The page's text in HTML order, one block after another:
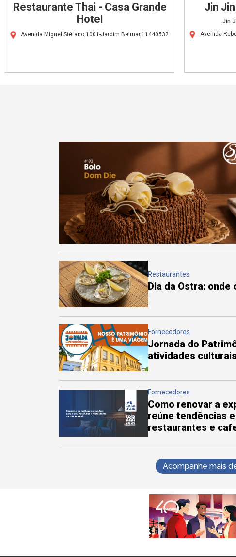
Restaurante Thai - Casa Grande
Hotel
Avenida Miguel Stéfano,1001-Jardim Belmar,11440532
Jin
Jin
Avenida
Restaurantes
Dia da Ostra: onde
Fornecedores
Jornada do
atividades
Fornecedores
Como renovar a
reúne tendências
restaurantes e
Acompanhe mais